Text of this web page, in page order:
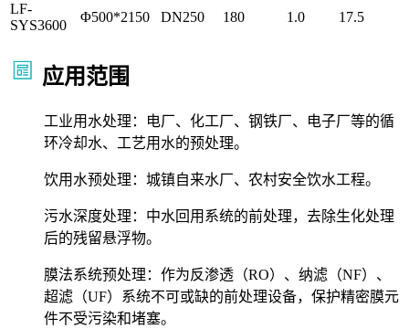
LF-
SYS3600
Φ500*2150 DN250 180 1.0 17.5
应用范围
工业用水处理：电厂、化工厂、钢铁厂、电子厂等的循
环冷却水、工艺用水的预处理。
饮用水预处理：城镇自来水厂、农村安全饮水工程。
污水深度处理：中水回用系统的前处理，去除生化处理
后的残留悬浮物。
膜法系统预处理：作为反渗透（RO）、纳滤（NF）、
超滤（UF）系统不可或缺的前处理设备，保护精密膜元
件不受污染和堵塞。